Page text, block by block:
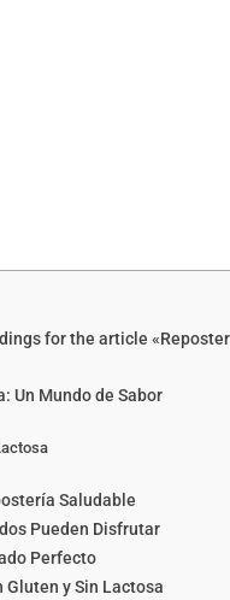
for the article
Un Mundo de Sabor
Saludable
Pueden Disfrutar
Perfecto
Gluten y Sin Lactosa